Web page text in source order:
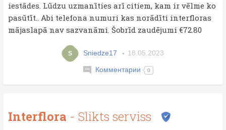
iestādes. Lūdzu uzmanīties arī citiem, kam ir vēlme ko
pasūtīt.. Abi telefona numuri kas norādīti interfloras
mājaslapā nav sazvanāmi. Šobrīd zaudējumi €72.80
S Sniedze17 18.05.2023
Комментарии 0
Interflora - Slikts serviss